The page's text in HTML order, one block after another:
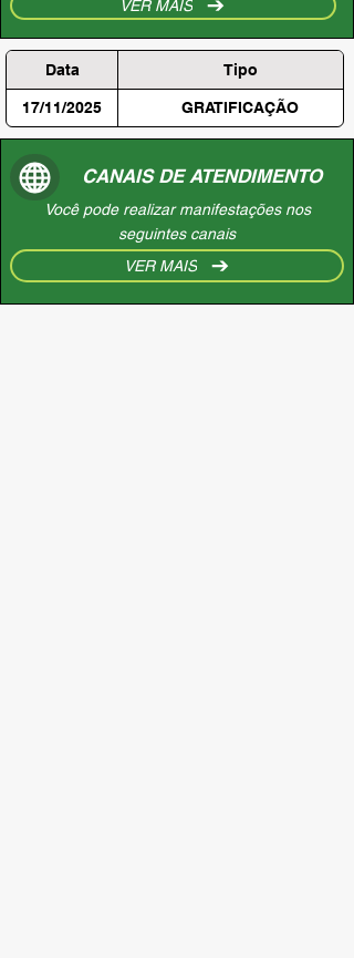
VER MAIS
Data Tipo
17/11/2025 GRATIFICAÇÃO
CANAIS DE ATENDIMENTO
Você pode realizar manifestações nos
seguintes canais
VER MAIS